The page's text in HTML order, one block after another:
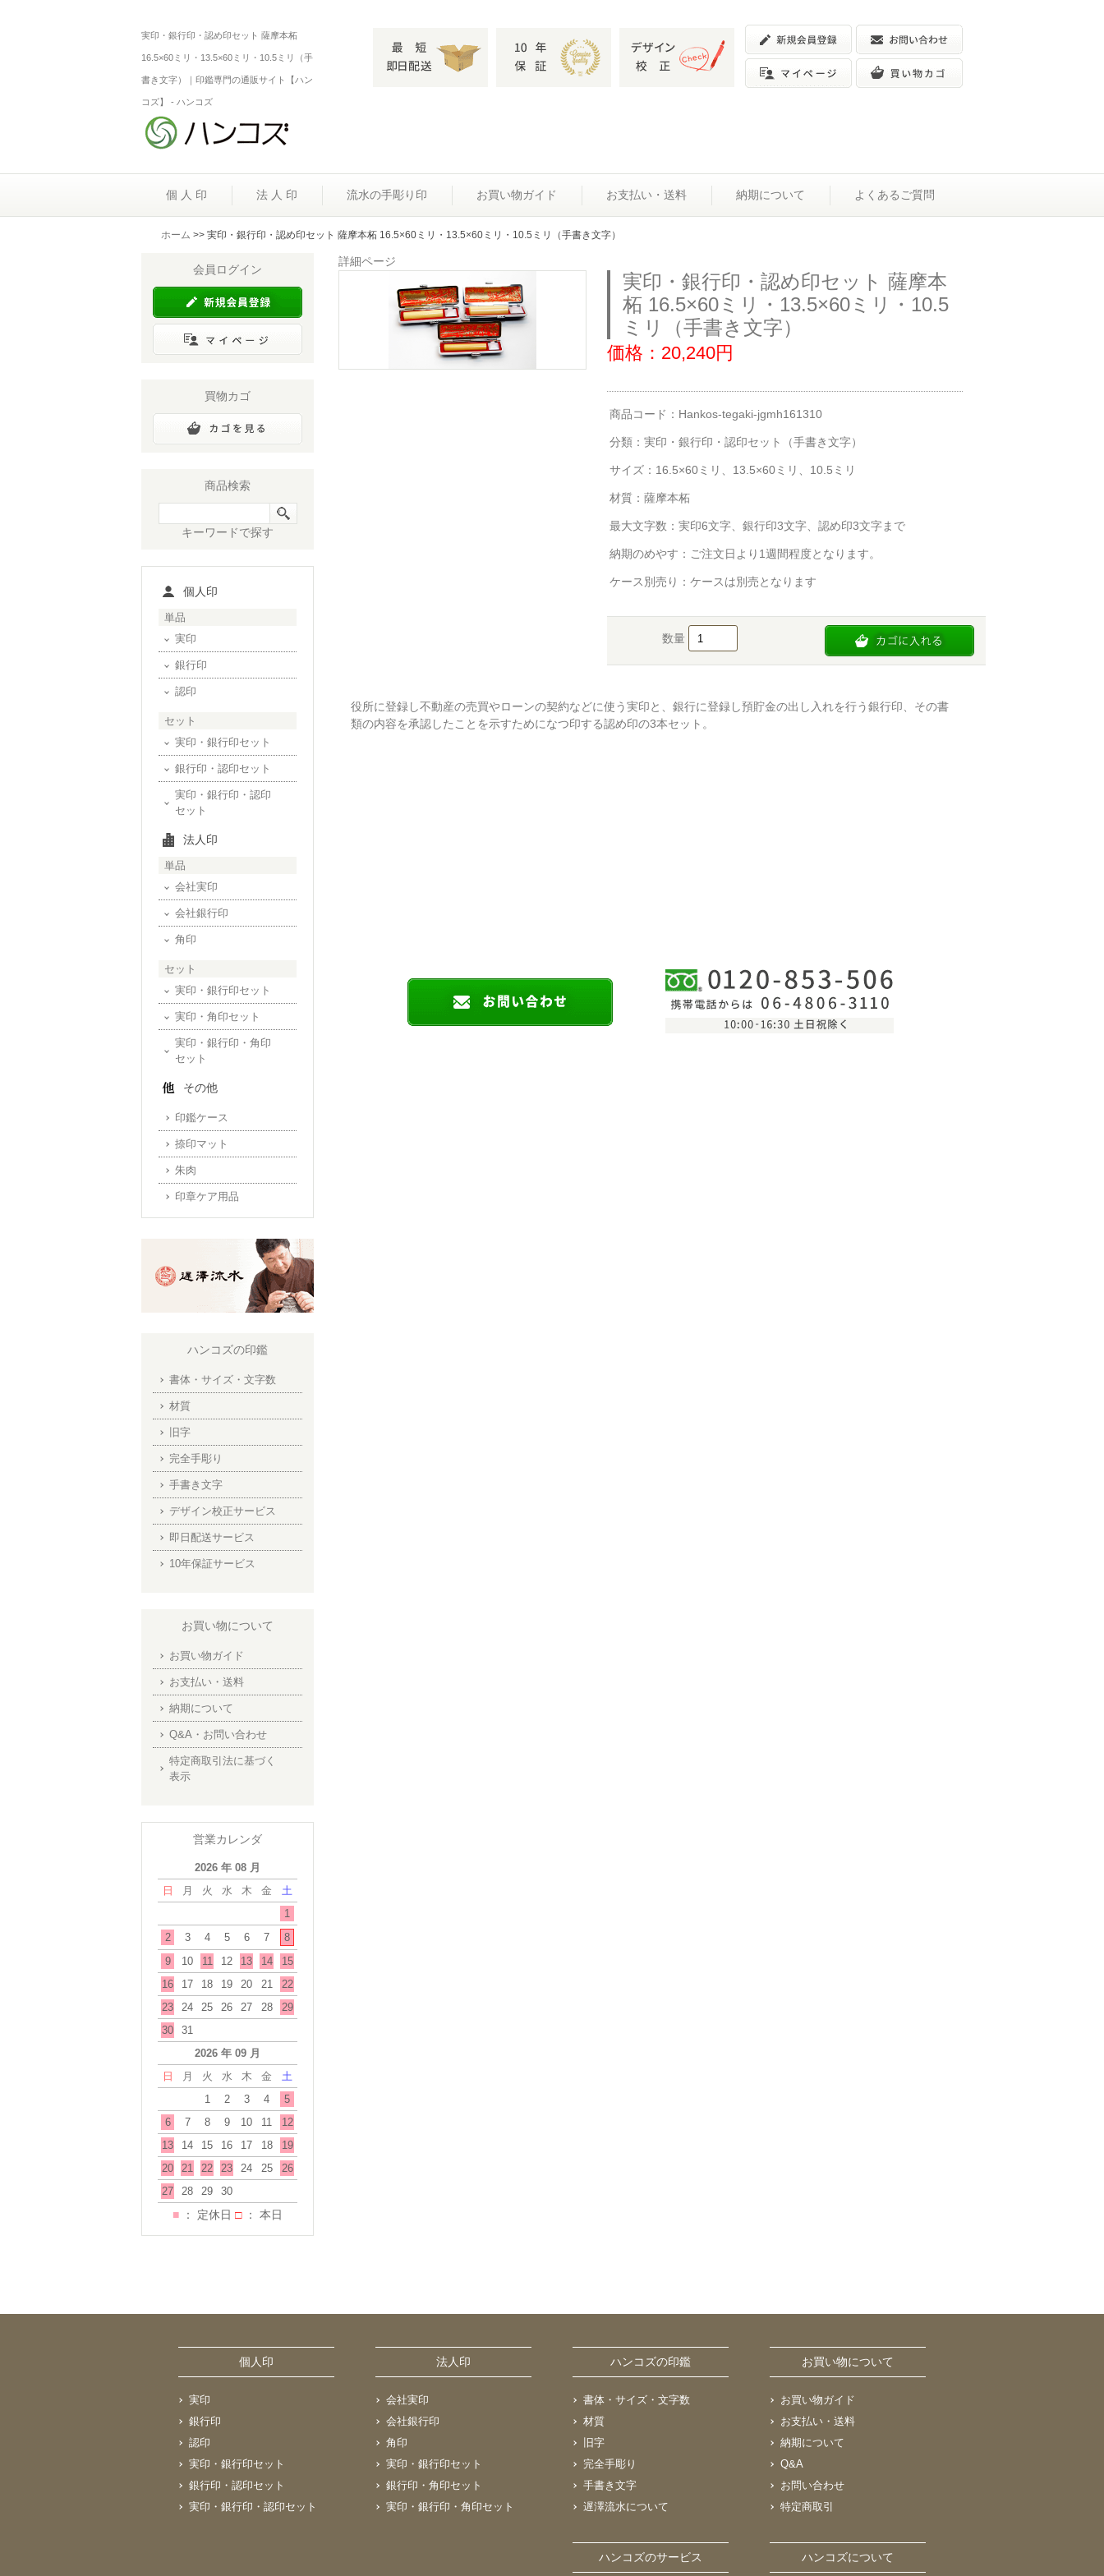
実印・銀行印・認め印セット 薩摩本柘
16.5×60ミリ・13.5×60ミリ・10.5ミリ（手
書き文字）｜印鑑専門の通販サイト【ハン
コズ】 - ハンコズ
個 人 印 法 人 印 流水の手彫り印 お買い物ガイド お支払い・送料 納期について よくあるご質問
ホーム >> 実印・銀行印・認め印セット 薩摩本柘 16.5×60ミリ・13.5×60ミリ・10.5ミリ（手書き文字）
詳細ページ
実印・銀行印・認め印セット 薩摩本
柘 16.5×60ミリ・13.5×60ミリ・10.5
ミリ（手書き文字）
価格：20,240円
商品コード：Hankos-tegaki-jgmh161310
分類： 実印・銀行印・認印セット（手書き文字）
サイズ：16.5×60ミリ、13.5×60ミリ、10.5ミリ
材質：薩摩本柘
最大文字数：実印6文字、銀行印3文字、認め印3文字まで
納期のめやす：ご注文日より1週間程度となります。
ケース別売り：ケースは別売となります
数量
役所に登録し不動産の売買やローンの契約などに使う実印と、銀行に登録し預貯金の出し入れを行う銀行印、その書
類の内容を承認したことを示すためになつ印する認め印の3本セット。
会員ログイン
買物カゴ
商品検索
キーワードで探す
個人印
単品
実印
銀行印
認印
セット
実印・銀行印セット
銀行印・認印セット
実印・銀行印・認印
セット
法人印
単品
会社実印
会社銀行印
角印
セット
実印・銀行印セット
実印・角印セット
実印・銀行印・角印
セット
その他
印鑑ケース
捺印マット
朱肉
印章ケア用品
ハンコズの印鑑
書体・サイズ・文字数
材質
旧字
完全手彫り
手書き文字
デザイン校正サービス
即日配送サービス
10年保証サービス
お買い物について
お買い物ガイド
お支払い・送料
納期について
Q&A・お問い合わせ
特定商取引法に基づく
表示
営業カレンダ
2026 年 08 月
日
月 火 水 木 金
土
1
2
3 4 5 6 7
8
9
10 11 12 13 14
15
16
17 18 19 20 21
22
23
24 25 26 27 28
29
30
31
2026 年 09 月
日
月 火 水 木 金
土
1
2 3 4
5
6
7 8 9 10 11
12
13
14 15 16 17 18
19
20
21 22 23 24 25
26
27
28 29 30
■ ： 定休日 □： 本日
個人印
実印
銀行印
認印
実印・銀行印セット
銀行印・認印セット
実印・銀行印・認印セット
法人印
会社実印
会社銀行印
角印
実印・銀行印セット
銀行印・角印セット
実印・銀行印・角印セット
ハンコズの印鑑
書体・サイズ・文字数
材質
旧字
完全手彫り
手書き文字
遅澤流水について
お買い物について
お買い物ガイド
お支払い・送料
納期について
Q&A
お問い合わせ
特定商取引
ハンコズのサービス ハンコズについて